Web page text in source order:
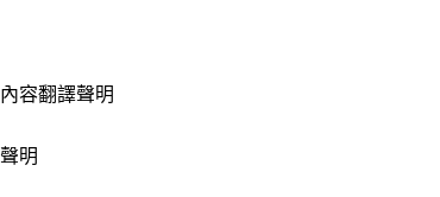
容翻譯聲明
明